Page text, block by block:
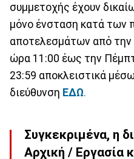
συμμετοχής έχουν
μόνο ένσταση κατά των
αποτελεσμάτων από την
ώρα 11:00 έως την
23:59 αποκλειστικά
διεύθυνση ΕΔΩ.
Συγκεκριμένα, η
Αρχική / Εργασία